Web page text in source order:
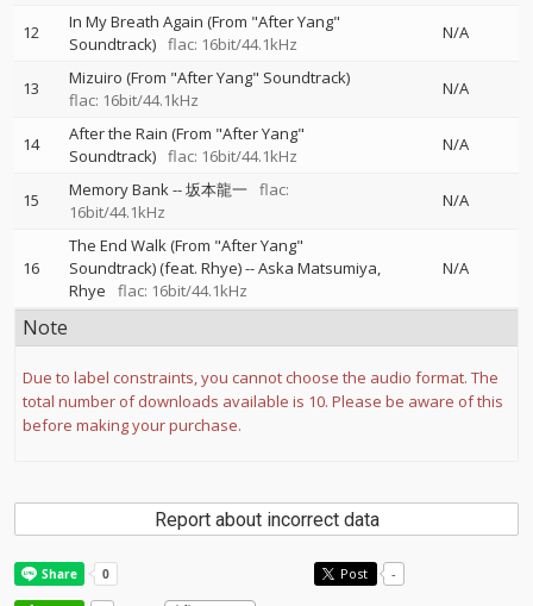
12
In My Breath Again (From "After Yang"
Soundtrack) flac: 16bit/44.1kHz
N/A
13
Mizuiro (From "After Yang" Soundtrack)
flac: 16bit/44.1kHz
N/A
14
After the Rain (From "After Yang"
Soundtrack) flac: 16bit/44.1kHz
N/A
15 Memory Bank--坂本龍一
flac:
16bit/44.1kHz
N/A
16
The End Walk (From "After Yang"
Soundtrack) (feat. Rhye)--Aska Matsumiya
Rhye
flac: 16bit/44.1kHz
N/A
Note
Due to label constraints, you cannot choose the audio format. The
total number of downloads available is 10. Please be aware of this
before making your purchase.
Report about incorrect data
Post -